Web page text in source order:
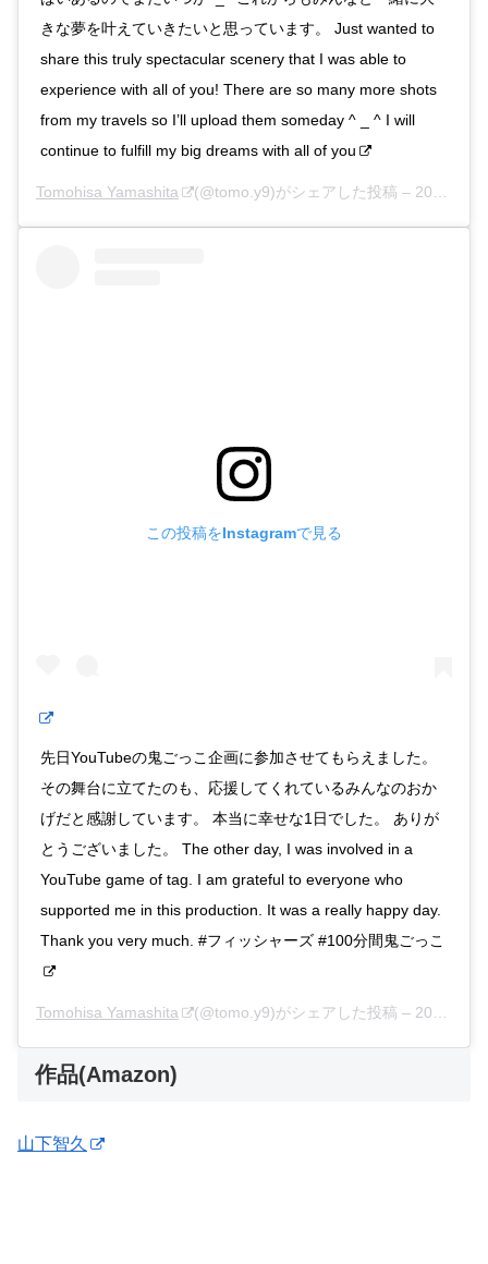
きな夢を叶えていきたいと思っています。 Just wanted to
share this truly spectacular scenery that I was able to
experience with all of you! There are so many more shots
from my travels so I’ll upload them someday ^ _ ^ I will
continue to fulfill my big dreams with all of you
Tomohisa Yamashita (@tomo.y9)がシェアした投稿 – 2020年 2月月6日午後8時52分PST
この投稿をInstagramで見る
先日YouTubeの鬼ごっこ企画に参加させてもらえました。
その舞台に立てたのも、応援してくれているみんなのおか
げだと感謝しています。 本当に幸せな1日でした。 ありが
とうございました。 The other day, I was involved in a
YouTube game of tag. I am grateful to everyone who
supported me in this production. It was a really happy day.
Thank you very much. #フィッシャーズ #100分間鬼ごっこ
Tomohisa Yamashita (@tomo.y9)がシェアした投稿 – 2020年 1月月15日午後7時11分PST
作品(Amazon)
山下智久